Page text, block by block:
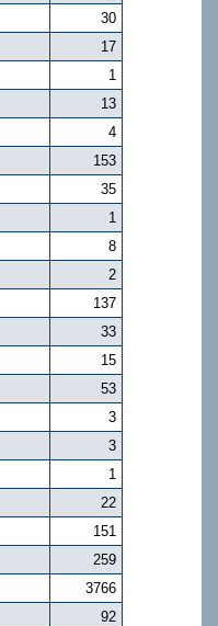
30
17
1
13
4
153
35
1
8
2
137
33
15
53
3
3
1
22
151
259
3766
92